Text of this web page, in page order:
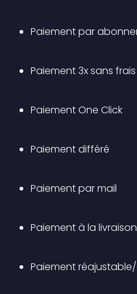
Paiement par
Paiement 3x sans frais
Paiement One Click
Paiement différé
Paiement par mail
Paiement à la livraison
Paiement